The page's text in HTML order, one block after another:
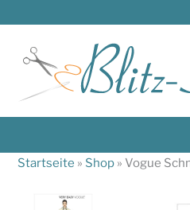
springen
Startseite » Shop » Vogue